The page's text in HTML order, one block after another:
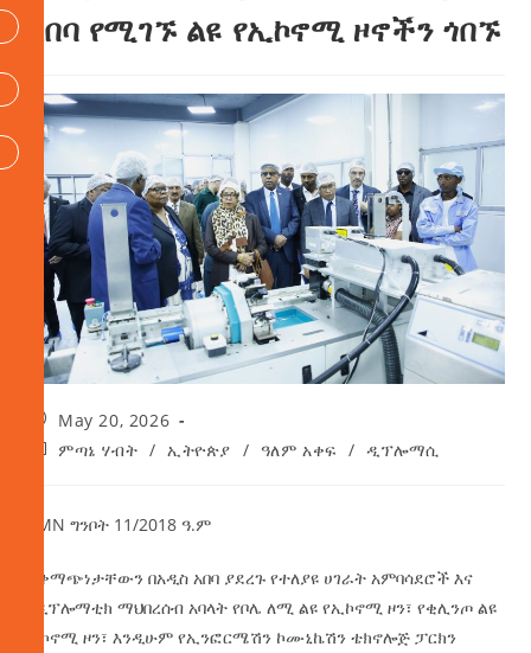
አበባ የሚገኙ ልዩ የኢኮኖሚ ዞኖችን ጎበኙ
May 20, 2026
ምጣኔ ሃብት / ኢትዮጵያ / ዓለም አቀፍ / ዲፕሎማሲ
AMN ግንቦት 11/2018 ዓ.ም
ተቀማጭነታቸውን በአዲስ አበባ ያደረጉ የተለያዩ ሀገራት አምባሳደሮች እና
የዲፕሎማቲክ ማህበረሰብ አባላት የቦሌ ለሚ ልዩ የኢኮኖሚ ዞን፣ የቂሊንጦ ልዩ
ኢኮኖሚ ዞን፣ እንዲሁም የኢንፎርሜሽን ኮሙኒኬሽን ቴክኖሎጅ ፓርክን